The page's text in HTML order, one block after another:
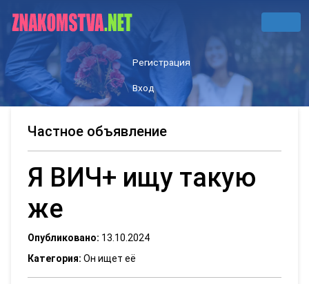
Регистрация
Вход
Частное объявление
Я ВИЧ+ ищу такую
же
Опубликовано: 13.10.2024
Категория: Он ищет её